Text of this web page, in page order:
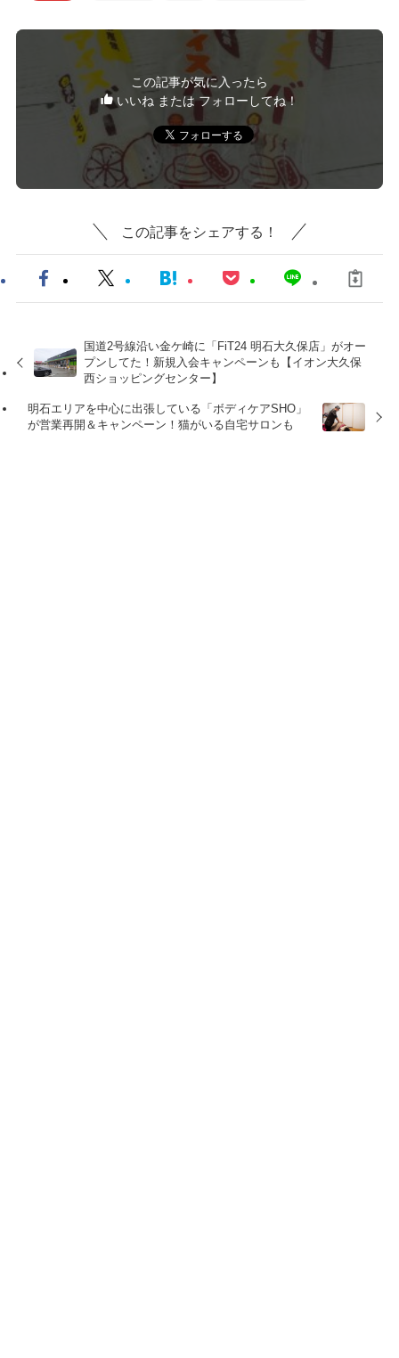
この記事が気に入ったら
いいね または フォローしてね！
この記事をシェアする！
国道2号線沿い金ケ崎に「FiT24 明石大久保店」がオー
プンしてた！新規入会キャンペーンも【イオン大久保
西ショッピングセンター】
明石エリアを中心に出張している「ボディケアSHO」
が営業再開＆キャンペーン！猫がいる自宅サロンも